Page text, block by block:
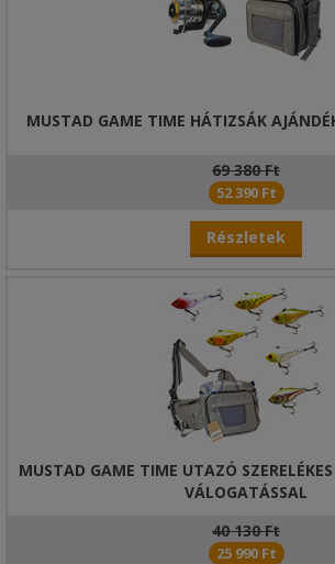
MUSTAD GAME TIME HÁTIZSÁK
69 380 Ft
52 390 Ft
Részletek
MUSTAD GAME TIME UTAZÓ
VÁLOGATÁSSAL
40 130 Ft
25 990 Ft